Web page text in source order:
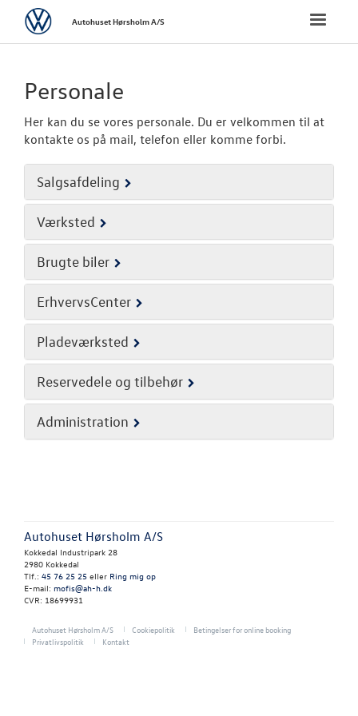
SKADECENTER
TILBEHØR
RESERVEDELE
NYHEDER
JOB OG
Toggle
VolkswagenAutohuset Hørsholm A/S
Personale
Her kan du se vores personale. Du er velkommen til at
kontakte os på mail, telefon eller komme forbi.
Salgsafdeling
Værksted
Brugte biler
ErhvervsCenter
Pladeværksted
Reservedele og tilbehør
Administration
Autohuset Hørsholm A/S
Kokkedal Industripark 28
2980 Kokkedal
Tlf.: 45 76 25 25 eller Ring mig op
E-mail: mofis@ah-h.dk
CVR: 18699931
Autohuset Hørsholm A/S Cookiepolitik
Betingelser for online booking
Privatlivspolitik
Kontakt